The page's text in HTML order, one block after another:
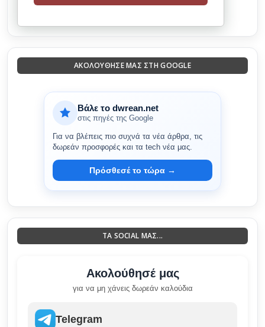
ΑΚΟΛΟΎΘΗΣΈ ΜΑΣ ΣΤΗ GOOGLE
Βάλε το dwrean.net
στις πηγές της Google
Για να βλέπεις πιο συχνά τα νέα άρθρα, τις
δωρεάν προσφορές και τα tech νέα μας.
Πρόσθεσέ το τώρα →
ΤΑ SOCIAL ΜΑΣ...
Ακολούθησέ μας
για να μη χάνεις δωρεάν καλούδια
Telegram